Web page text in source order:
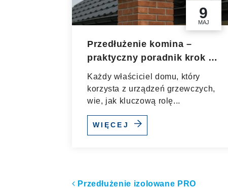
9
MAJ
Przedłużenie komina –
praktyczny poradnik krok po
kroku
Każdy właściciel domu, który
korzysta z urządzeń grzewczych,
wie, jak kluczową rolę...
WIĘCEJ
Przedłużenie izolowane PRO